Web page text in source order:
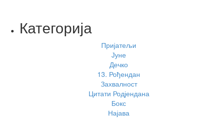
Категорија
Пријатељи
Јуне
Дечко
13. Рођендан
Захвалност
Цитати Родјендана
Бокс
Најава